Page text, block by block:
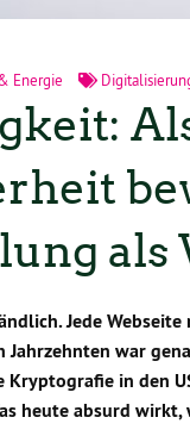
Energie
als
Jede
war
in den
heute absurd